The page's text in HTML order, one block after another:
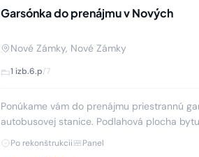
Garsónka do prenájmu v Nových
Nové Zámky, Nové Zámky
1 izb.6.p/7
Ponúkame vám do prenájmu priestrannú
autobusovej stanice. Podlahová plocha
Po rekonštrukcii Panel